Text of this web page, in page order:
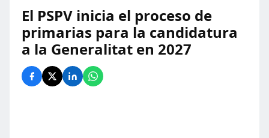
El PSPV inicia el proceso de
primarias para la candidatura
a la Generalitat en 2027